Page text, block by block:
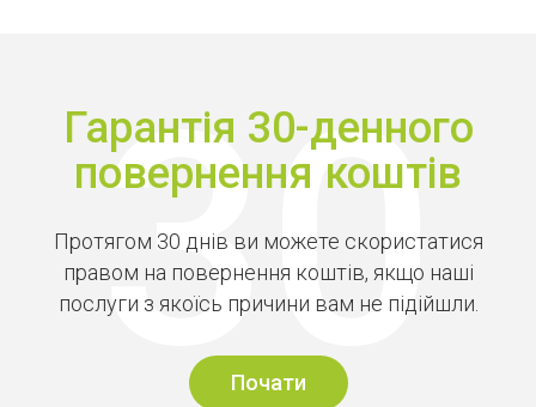
Гарантія 30-денного
повернення коштів
Протягом 30 днів ви можете скористатися
правом на повернення коштів, якщо наші
послуги з якоїсь причини вам не підійшли.
Почати